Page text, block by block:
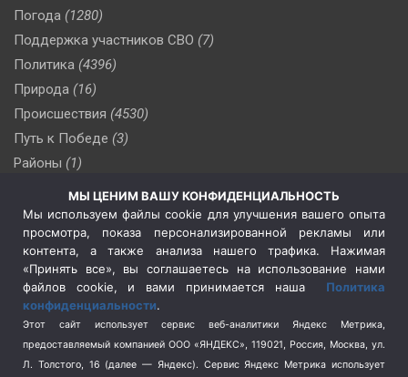
Погода (1280)
Поддержка участников СВО (7)
Политика (4396)
Природа (16)
Происшествия (4530)
Путь к Победе (3)
Районы (1)
Сельское хозяйство (3)
Социальная политика
(3)
Спецоперация в Украине
Спецоперация на Украине
(404)
Спорт (740)
Терроризм (1)
МЫ ЦЕНИМ ВАШУ КОНФИДЕНЦИАЛЬНОСТЬ
Мы используем файлы cookie для улучшения вашего опыта
просмотра, показа персонализированной рекламы или
контента, а также анализа нашего трафика. Нажимая
«Принять все», вы соглашаетесь на использование нами
файлов cookie, и вами принимается наша Политика
конфиденциальности.
Этот сайт использует сервис веб-аналитики Яндекс Метрика,
предоставляемый компанией ООО «ЯНДЕКС», 119021, Россия, Москва, ул.
Л. Толстого, 16 (далее — Яндекс). Сервис Яндекс Метрика использует